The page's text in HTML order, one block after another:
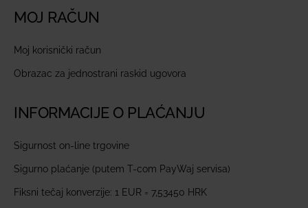
MOJ RAČUN
Moj korisnički račun
Obrazac za jednostrani raskid ugovora
INFORMACIJE O PLAĆANJU
Sigurnost on-line trgovine
Sigurno plaćanje (putem T-com PayWaj servisa)
Fiksni tečaj konverzije: 1 EUR = 7,53450 HRK